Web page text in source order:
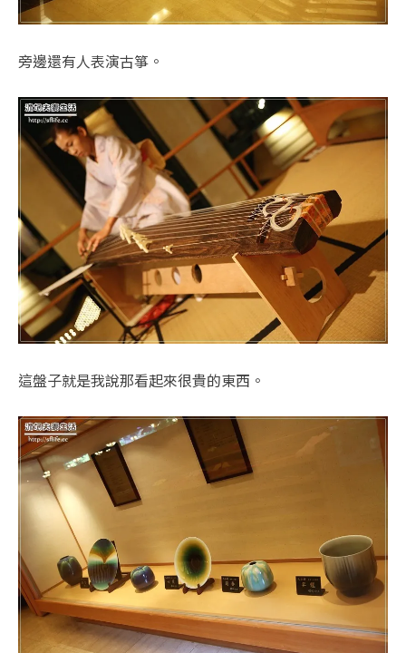
旁邊還有人表演古箏。
這盤子就是我說那看起來很貴的東西。